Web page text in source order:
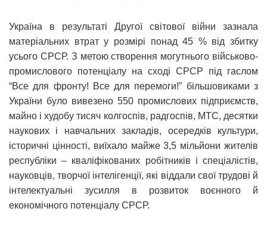
Україна в результаті Другої світової війни зазнала
матеріальних втрат у розмірі понад 45 % від збитку
усього СРСР. З метою створення могутнього військово-
промислового потенціалу на сході СРСР під гаслом
“Все для фронту! Все для перемоги!” більшовиками з
України було вивезено 550 промислових підприємств,
майно і худобу тисяч колгоспів, радгоспів, МТС, десятки
наукових і навчальних закладів, осередків культури,
історичні цінності, виїхало майже 3,5 мільйони жителів
республіки – кваліфікованих робітників і спеціалістів,
науковців, творчої інтелігенції, які віддали свої трудові й
інтелектуальні зусилля в розвиток воєнного й
економічного потенціалу СРСР.